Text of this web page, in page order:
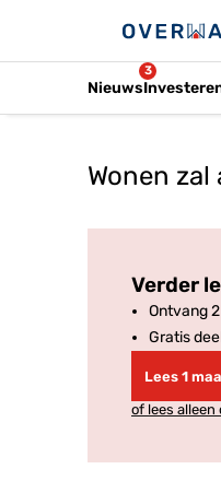
Nieuws
3
Wonen
Verder
Ontvang
Gratis
Lees 1
of lees